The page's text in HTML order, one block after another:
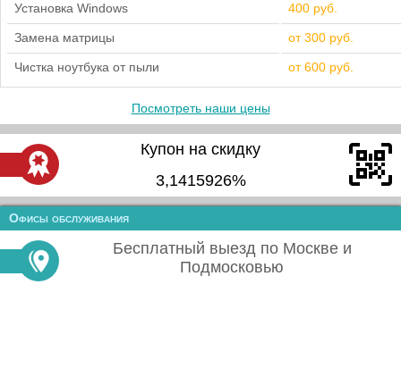
Установка Windows 400 руб.
Замена матрицы от 300 руб.
Чистка ноутбука от пыли от 600 руб.
Посмотреть наши цены
Купон на скидку
3,1415926%
Офисы обслуживания
Бесплатный выезд по Москве и
Подмосковью